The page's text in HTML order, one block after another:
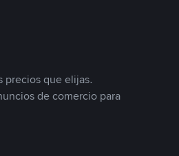
precios que elijas.
de comercio para